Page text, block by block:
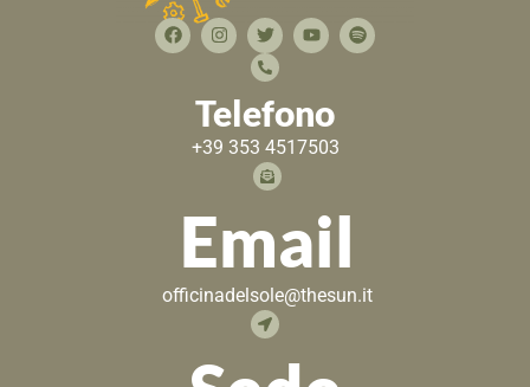
Telefono
+39 353 4517503
Email
officinadelsole@thesun.it